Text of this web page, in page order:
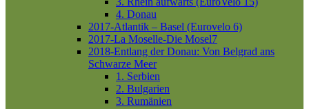
4. Donau
2017-Atlantik – Basel (Eurovelo 6)
2017-La Moselle-Die Mosel7
2018-Entlang der Donau: Von Belgrad ans
Schwarze Meer
1. Serbien
2. Bulgarien
3. Rumänien